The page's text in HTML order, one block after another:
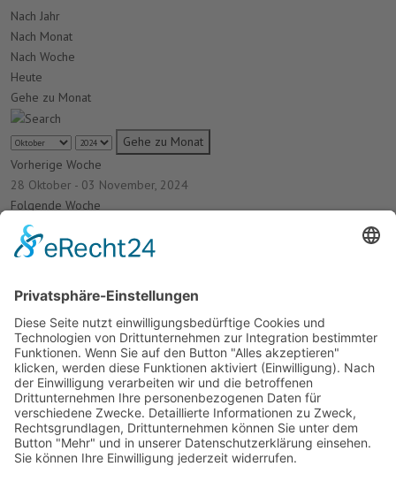
Nach Jahr
Nach Monat
Nach Woche
Heute
Gehe zu Monat
Gehe zu Monat
Vorherige Woche
28 Oktober - 03 November, 2024
Folgende Woche
Es wurden keine Events gefunden
Termine
Keine Termine